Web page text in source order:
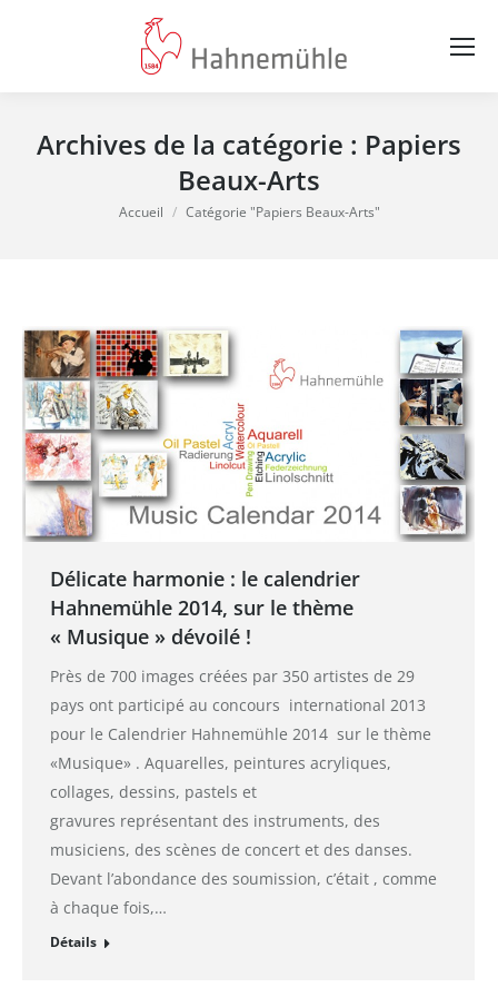
Archives de la catégorie : Papiers
Beaux-Arts
Vous êtes ici :
Accueil Catégorie "Papiers Beaux-Arts"
Délicate harmonie : le calendrier
Hahnemühle 2014, sur le thème
« Musique » dévoilé !
Près de 700 images créées par 350 artistes de 29
pays ont participé au concours international 2013
pour le Calendrier Hahnemühle 2014 sur le thème
«Musique» . Aquarelles, peintures acryliques,
collages, dessins, pastels et
gravures représentant des instruments, des
musiciens, des scènes de concert et des danses.
Devant l’abondance des soumission, c’était , comme
à chaque fois,…
Détails